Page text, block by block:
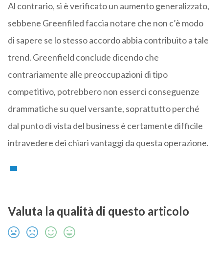
Al contrario, si è verificato un aumento generalizzato,
sebbene Greenfiled faccia notare che non c’è modo
di sapere se lo stesso accordo abbia contribuito a tale
trend. Greenfield conclude dicendo che
contrariamente alle preoccupazioni di tipo
competitivo, potrebbero non esserci conseguenze
drammatiche su quel versante, soprattutto perché
dal punto di vista del business è certamente difficile
intravedere dei chiari vantaggi da questa operazione.
Valuta la qualità di questo articolo